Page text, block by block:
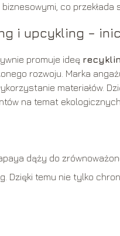
co przekłada
i upcykling –
promuje ideę
rozwoju. Marka
materiałów.
na temat
dąży do
Dzięki temu nie tylko